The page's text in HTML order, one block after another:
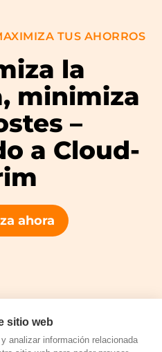
TUS AHORROS
la
minimiza
–
a Cloud-
ahora
Unimedia Technology S.L.U.
sitio web
analizar información relacionada